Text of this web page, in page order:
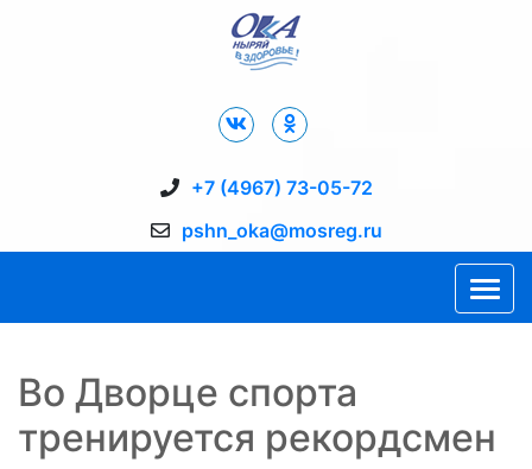
+7 (4967) 73-05-72
pshn_oka@mosreg.ru
Во Дворце спорта
тренируется рекордсмен